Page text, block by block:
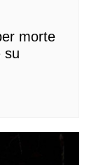
morte
su